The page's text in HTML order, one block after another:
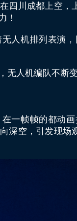
四川成都上空
！
人机排列表演
无人机编队不断
一帧帧的都动
深空，引发现